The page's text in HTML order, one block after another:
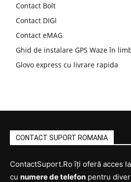
Contact Bolt
Contact DIGI
Contact eMAG
Ghid de instalare GPS Waze în
Glovo express cu livrare rapida
CONTACT SUPORT ROMANIA
ContactSuport.Ro îți oferă acces
cu numere de telefon pentru